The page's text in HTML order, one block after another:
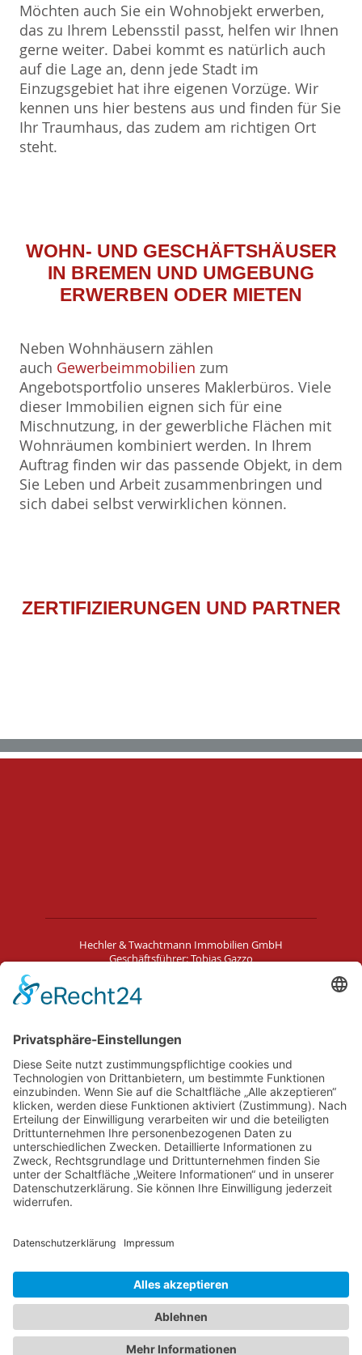
Möchten auch Sie ein Wohnobjekt erwerben,
das zu Ihrem Lebensstil passt, helfen wir Ihnen
gerne weiter. Dabei kommt es natürlich auch
auf die Lage an, denn jede Stadt im
Einzugsgebiet hat ihre eigenen Vorzüge. Wir
kennen uns hier bestens aus und finden für Sie
Ihr Traumhaus, das zudem am richtigen Ort
steht.
WOHN- UND GESCHÄFTSHÄUSER
IN BREMEN UND UMGEBUNG
ERWERBEN ODER MIETEN
Neben Wohnhäusern zählen
auch Gewerbeimmobilien zum
Angebotsportfolio unseres Maklerbüros. Viele
dieser Immobilien eignen sich für eine
Mischnutzung, in der gewerbliche Flächen mit
Wohnräumen kombiniert werden. In Ihrem
Auftrag finden wir das passende Objekt, in dem
Sie Leben und Arbeit zusammenbringen und
sich dabei selbst verwirklichen können.
ZERTIFIZIERUNGEN UND PARTNER
Hechler & Twachtmann Immobilien GmbH
Geschäftsführer: Tobias Gazzo
Kontakt
Impressum
AGB
Datenschutz
Cookie-Erklärung
Immobilienmakler Stuhr
Immobilienmakler Weyhe